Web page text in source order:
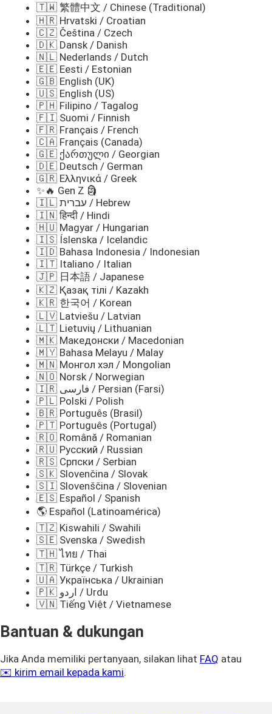
🇹🇼 繁體中文 / Chinese (Traditional)
🇭🇷 Hrvatski / Croatian
🇨🇿 Čeština / Czech
🇩🇰 Dansk / Danish
🇳🇱 Nederlands / Dutch
🇪🇪 Eesti / Estonian
🇬🇧 English (UK)
🇺🇸 English (US)
🇵🇭 Filipino / Tagalog
🇫🇮 Suomi / Finnish
🇫🇷 Français / French
🇨🇦 Français (Canada)
🇬🇪 ქართული / Georgian
🇩🇪 Deutsch / German
🇬🇷 Ελληνικά / Greek
✨🔥 Gen Z 🗿
🇮🇱 עברית / Hebrew
🇮🇳 हिन्दी / Hindi
🇭🇺 Magyar / Hungarian
🇮🇸 Íslenska / Icelandic
🇮🇩 Bahasa Indonesia / Indonesian
🇮🇹 Italiano / Italian
🇯🇵 日本語 / Japanese
🇰🇿 Қазақ тілі / Kazakh
🇰🇷 한국어 / Korean
🇱🇻 Latviešu / Latvian
🇱🇹 Lietuvių / Lithuanian
🇲🇰 Македонски / Macedonian
🇲🇾 Bahasa Melayu / Malay
🇲🇳 Монгол хэл / Mongolian
🇳🇴 Norsk / Norwegian
🇮🇷 فارسی / Persian (Farsi)
🇵🇱 Polski / Polish
🇧🇷 Português (Brasil)
🇵🇹 Português (Portugal)
🇷🇴 Română / Romanian
🇷🇺 Русский / Russian
🇷🇸 Српски / Serbian
🇸🇰 Slovenčina / Slovak
🇸🇮 Slovenščina / Slovenian
🇪🇸 Español / Spanish
🌎 Español (Latinoamérica)
🇹🇿 Kiswahili / Swahili
🇸🇪 Svenska / Swedish
🇹🇭 ไทย / Thai
🇹🇷 Türkçe / Turkish
🇺🇦 Українська / Ukrainian
🇵🇰 اردو / Urdu
🇻🇳 Tiếng Việt / Vietnamese
Bantuan & dukungan
Jika Anda memiliki pertanyaan, silakan lihat FAQ atau
✉️ kirim email kepada kami.